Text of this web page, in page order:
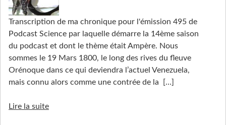
Transcription de ma chronique pour l'émission 495 de
Podcast Science par laquelle démarre la 14ème saison
du podcast et dont le thème était Ampère. Nous
sommes le 19 Mars 1800, le long des rives du fleuve
Orénoque dans ce qui deviendra l’actuel Venezuela,
mais connu alors comme une contrée de la
[…]
Lire la suite